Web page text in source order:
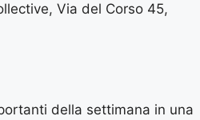
Via del Corso 45,
della settimana in una